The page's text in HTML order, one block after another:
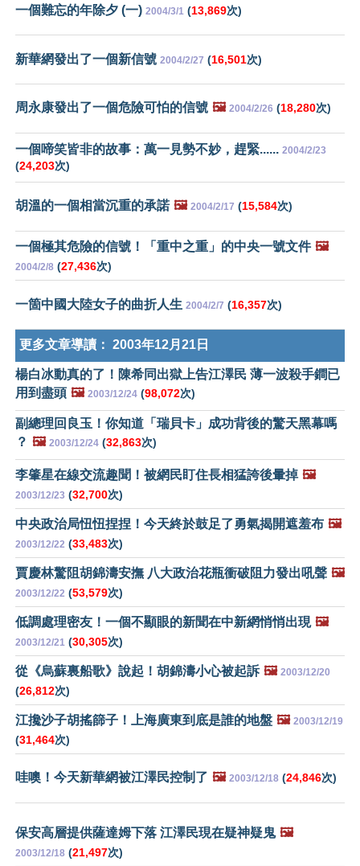
一個難忘的年除夕 (一) 2004/3/1 (13,869次)
新華網發出了一個新信號 2004/2/27 (16,501次)
周永康發出了一個危險可怕的信號 🖼️ 2004/2/26 (18,280次)
一個啼笑皆非的故事：萬一見勢不妙，趕緊...... 2004/2/23
(24,203次)
胡溫的一個相當沉重的承諾 🖼️ 2004/2/17 (15,584次)
一個極其危險的信號！「重中之重」的中央一號文件 🖼️
2004/2/8 (27,436次)
一箇中國大陸女子的曲折人生 2004/2/7 (16,357次)
更多文章導讀： 2003年12月21日
楊白冰動真的了！陳希同出獄上告江澤民 薄一波殺手鐧已
用到盡頭 🖼️ 2003/12/24 (98,072次)
副總理回良玉！你知道「瑞貝卡」成功背後的驚天黑幕嗎
？ 🖼️ 2003/12/24 (32,863次)
李肇星在線交流趣聞！被網民盯住長相猛誇後暈掉 🖼️
2003/12/23 (32,700次)
中央政治局忸忸捏捏！今天終於鼓足了勇氣揭開遮羞布 🖼️
2003/12/22 (33,483次)
賈慶林驚阻胡錦濤安撫 八大政治花瓶衝破阻力發出吼聲 🖼️
2003/12/22 (53,579次)
低調處理密友！一個不顯眼的新聞在中新網悄悄出現 🖼️
2003/12/21 (30,305次)
從《烏蘇裏船歌》說起！胡錦濤小心被起訴 🖼️ 2003/12/20
(26,812次)
江攙沙子胡搖篩子！上海廣東到底是誰的地盤 🖼️ 2003/12/19
(31,464次)
哇噢！今天新華網被江澤民控制了 🖼️ 2003/12/18 (24,846次)
保安高層提供薩達姆下落 江澤民現在疑神疑鬼 🖼️
2003/12/18 (21,497次)